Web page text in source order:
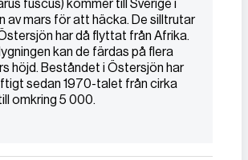
fuscus) kommer till Sverige i
av mars för att häcka. De silltrutar
har då flyttat från Afrika.
kan de färdas på flera
höjd. Beståndet i Östersjön har
sedan 1970-talet från cirka
omkring 5 000.